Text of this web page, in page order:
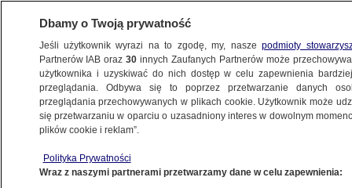
BIZNES
NAJNOWSZE
śmieci. Obrzydliwe znalezisko
Dbamy o Twoją prywatność
Jeśli użytkownik wyrazi na to zgodę, my, naszepodmioty
Partnerów IAB oraz30 innych Zaufanych Partnerów może
użytkownika i uzyskiwać do nich dostęp w celu zapewnienia
przeglądania. Odbywa się to poprzez przetwarzanie danych
przeglądania przechowywanych w plikach cookie. Użytkownik może
się przetwarzaniu w oparciu o uzasadniony interes w dowolnym
plików cookie i reklam”.
Polityka Prywatności
Wraz z naszymi partnerami przetwarzamy dane w celu zapewnienia: